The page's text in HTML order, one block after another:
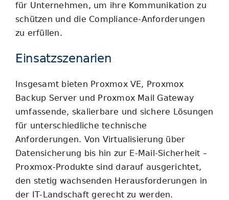
für Unternehmen, um ihre Kommunikation zu
schützen und die Compliance-Anforderungen
zu erfüllen.
Einsatzszenarien
Insgesamt bieten Proxmox VE, Proxmox
Backup Server und Proxmox Mail Gateway
umfassende, skalierbare und sichere Lösungen
für unterschiedliche technische
Anforderungen. Von Virtualisierung über
Datensicherung bis hin zur E-Mail-Sicherheit –
Proxmox-Produkte sind darauf ausgerichtet,
den stetig wachsenden Herausforderungen in
der IT-Landschaft gerecht zu werden.